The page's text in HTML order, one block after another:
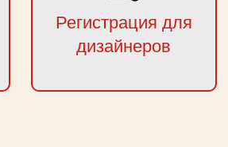
Регистрация для
дизайнеров